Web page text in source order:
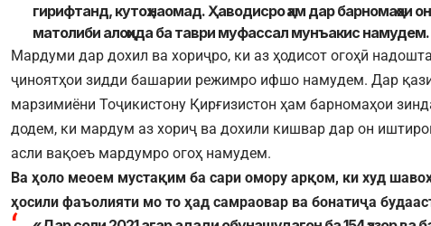
гирифтанд, кутоҳ наомад. Ҳаводисро ҳам дар барномаҳои
матолиби алоҳида ба таври муфассал мунъакис
Мардуми дар дохил ва хориҷро, ки аз ҳодисот огоҳӣ
ҷиноятҳои зидди башарии режимро ифшо намудем. Дар
марзимиёни Тоҷикистону Қирғизистон ҳам барномаҳои
додем, ки мардум аз хориҷ ва дохили кишвар дар он
асли вақоеъ мардумро огоҳ намудем.
Ва ҳоло меоем мустақим ба сари омору арқом, ки худ
ҳосили фаъолияти мо то ҳад самраовар ва бонатиҷа